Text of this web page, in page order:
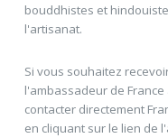
bouddhistes et
l'artisanat.
Si vous souhaitez
l'ambassadeur de France
contacter directement
en cliquant sur le lien de